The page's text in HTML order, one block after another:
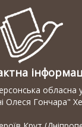
обласна
Олеся Гончара"